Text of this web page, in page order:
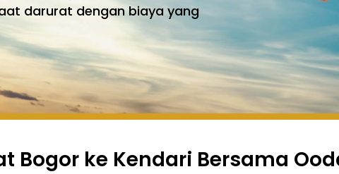
darurat dengan biaya yang
Bogor ke Kendari Bersama